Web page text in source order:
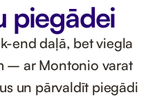
piegādei
end daļā, bet viegla
– ar Montonio varat
un pārvaldīt piegādi